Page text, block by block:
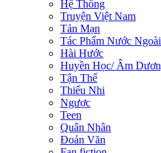
Hệ Thống
Truyện Việt Nam
Tản Mạn
Tác Phẩm Nước Ngoài
Hài Hước
Huyền Học/ Âm
Tận Thế
Thiếu Nhi
Ngược
Teen
Quân Nhân
Đoản Văn